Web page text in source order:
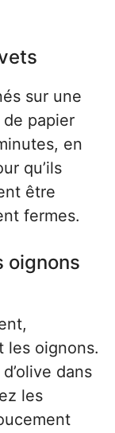
sur une
papier
en
qu’ils
être
fermes.
oignons
les oignons.
dans
les